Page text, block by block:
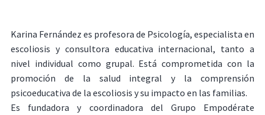
Karina Fernández es profesora de Psicología, especialista en
escoliosis y consultora educativa internacional, tanto a
nivel individual como grupal. Está comprometida con la
promoción de la salud integral y la comprensión
psicoeducativa de la escoliosis y su impacto en las familias.
Es fundadora y coordinadora del Grupo Empodérate